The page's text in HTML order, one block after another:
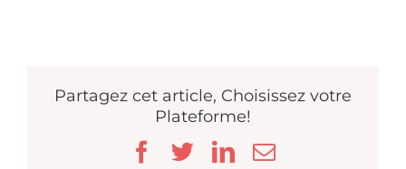
Partagez cet article, Choisissez votre
Plateforme!
Facebook
TwitterLinkedIn
Email